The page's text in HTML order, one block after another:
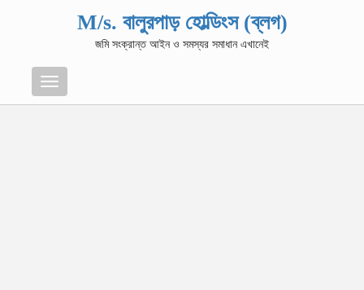
M/s. বালুরপাড় হোল্ডিংস (ব্লগ)
জমি সংক্রান্ত আইন ও সমস্যর সমাধান এখানেই
Menu